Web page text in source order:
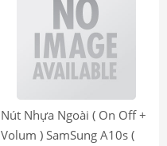
Nút Nhựa Ngoài ( On Off +
Volum ) SamSung A10s (